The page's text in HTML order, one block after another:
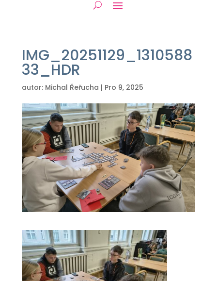
IMG_20251129_1310588
33_HDR
autor: Michal Řeřucha | Pro 9, 2025